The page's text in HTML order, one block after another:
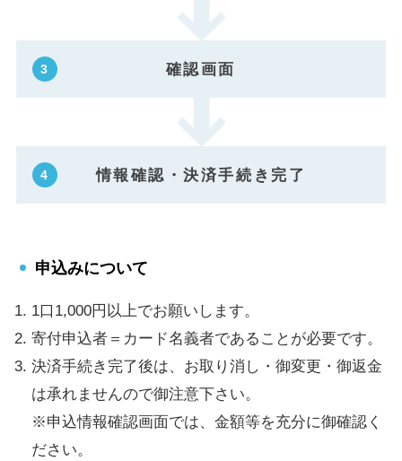
確認画面
情報確認・決済手続き完了
申込みについて
1口1,000円以上でお願いします。
寄付申込者＝カード名義者であることが必要です。
決済手続き完了後は、お取り消し・御変更・御返金
は承れませんので御注意下さい。
※申込情報確認画面では、金額等を充分に御確認く
ださい。